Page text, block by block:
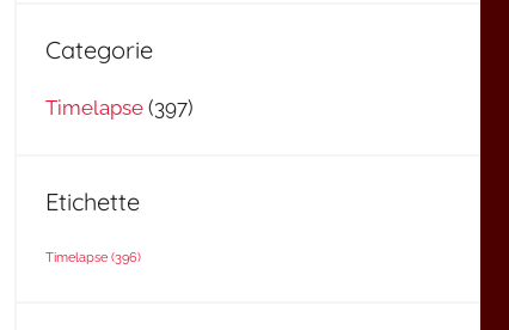
Categorie
Timelapse(397)
Etichette
Timelapse(396)